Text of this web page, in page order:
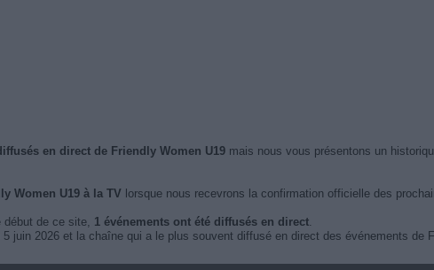
en direct de Friendly Women U19mais nous vous présentons un
Women U19 à la TV lorsque nous recevrons la confirmation officielle des
début de ce site, 1 événements ont été diffusés en direct.
juin 2026 et la chaîne qui a le plus souvent diffusé en direct des événements de